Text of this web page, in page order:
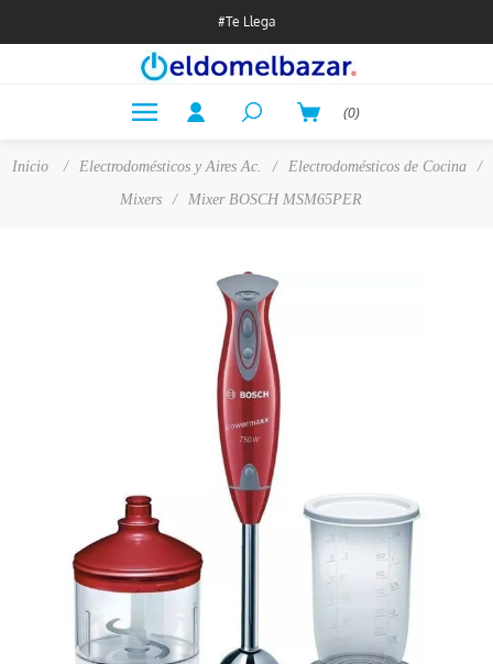
#Te Llega
(0)
Inicio / Electrodomésticos y Aires Ac. / Electrodomésticos de Cocina
/
Mixers
/ Mixer BOSCH MSM65PER